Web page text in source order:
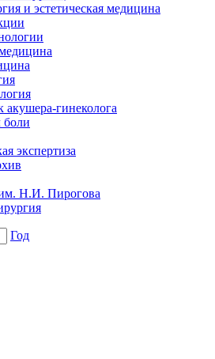
и эстетическая медицина
акушера-гинеколога
боли
экспертиза
Н.И. Пирогова
Год